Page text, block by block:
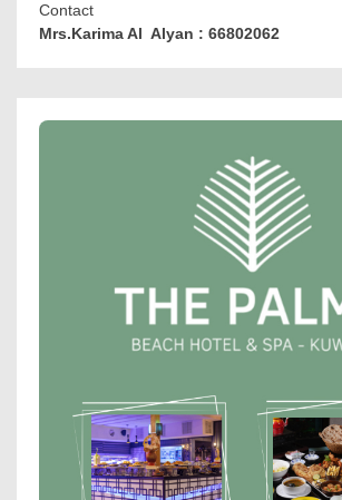
Contact
Mrs.Karima Al Alyan : 66802062